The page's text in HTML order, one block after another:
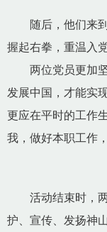
随后，他们来到
握起右拳，重温入
两位党员更加坚
发展中国，才能实
更应在平时的工作
我，做好本职工作
活动结束时，两
护、宣传、发扬神